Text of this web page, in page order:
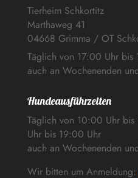
Tierheim Schkortitz
Marthaweg 41
04668 Grimma / OT
Täglich von 17:00 Uhr bis
auch an Wochenenden
Hundeausführzeiten
Täglich von 10:00 Uhr
Uhr bis 19:00 Uhr
auch an Wochenenden
Wir bitten um Anmeldung: